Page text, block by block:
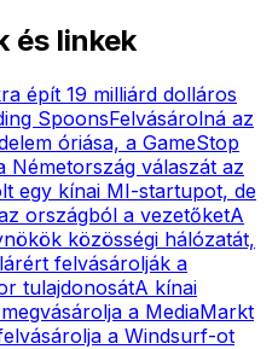
és linkek
épít 19 milliárd dolláros
SpoonsFelvásárolná az
óriása, a GameStop
Németország válaszát az
egy kínai MI-startupot, de
országból a vezetőketA
közösségi hálózatát,
felvásárolják a
tulajdonosátA kínai
a MediaMarkt
a Windsurf-ot